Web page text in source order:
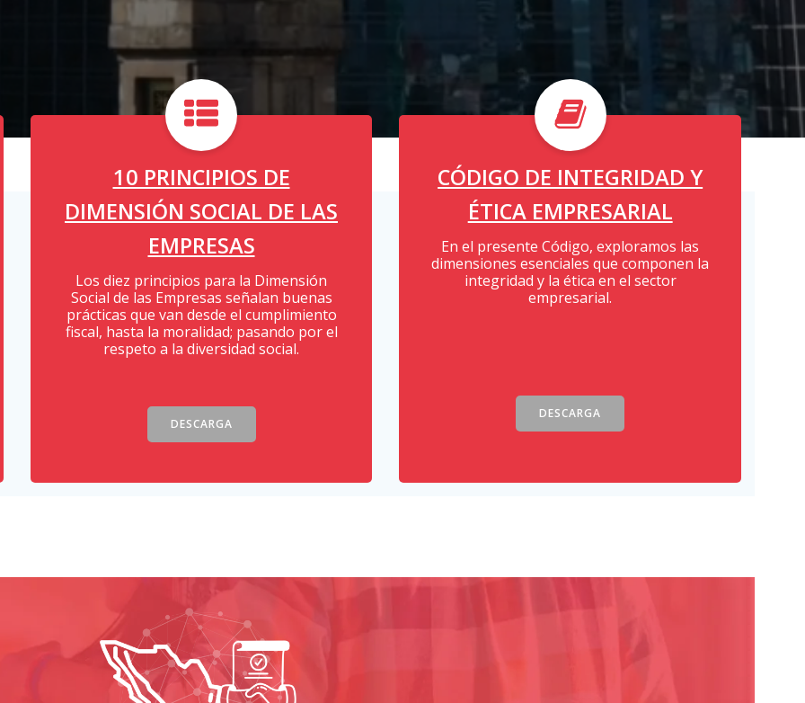
10 PRINCIPIOS DE
DIMENSIÓN SOCIAL DE LAS
EMPRESAS
Los diez principios para la Dimensión
Social de las Empresas señalan buenas
prácticas que van desde el cumplimiento
fiscal, hasta la moralidad; pasando por el
respeto a la diversidad social.
DESCARGA
CÓDIGO DE INTEGRIDAD Y
ÉTICA EMPRESARIAL
En el presente Código, exploramos las
dimensiones esenciales que componen la
integridad y la ética en el sector
empresarial.
DESCARGA